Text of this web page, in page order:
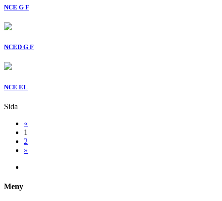
NCE G F
NCED G F
NCE EL
Sida
«
1
2
»
Meny